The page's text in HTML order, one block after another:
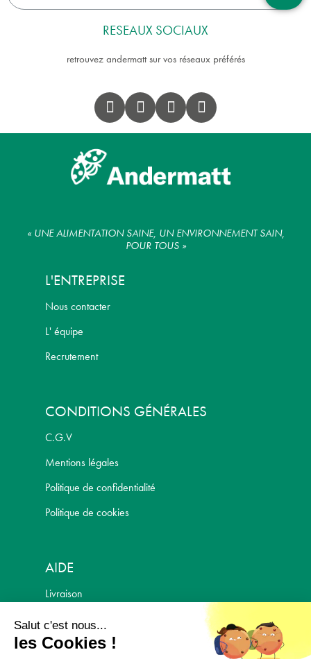
RESEAUX SOCIAUX
retrouvez andermatt sur vos réseaux préférés
« UNE ALIMENTATION SAINE, UN ENVIRONNEMENT SAIN,
POUR TOUS »
L'ENTREPRISE
Nous contacter
L' équipe
Recrutement
CONDITIONS GÉNÉRALES
C.G.V
Mentions légales
Politique de confidentialité
Politique de cookies
AIDE
Livraison
Politique de retour
Paiement Sécurisé
Salut c'est nous...
les Cookies !